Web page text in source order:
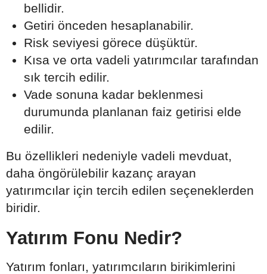
bellidir.
Getiri önceden hesaplanabilir.
Risk seviyesi görece düşüktür.
Kısa ve orta vadeli yatırımcılar tarafından
sık tercih edilir.
Vade sonuna kadar beklenmesi
durumunda planlanan faiz getirisi elde
edilir.
Bu özellikleri nedeniyle vadeli mevduat,
daha öngörülebilir kazanç arayan
yatırımcılar için tercih edilen seçeneklerden
biridir.
Yatırım Fonu Nedir?
Yatırım fonları, yatırımcıların birikimlerini